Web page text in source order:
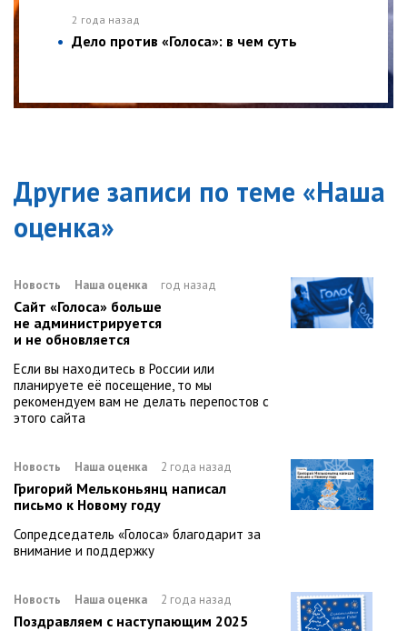
2 года назад
Дело против «Голоса»: в чем суть
Другие записи по теме «Наша
оценка»
Новость Наша оценка год назад
Сайт «Голоса» больше
не администрируется
и не обновляется
Если вы находитесь в России или
планируете её посещение, то мы
рекомендуем вам не делать перепостов с
этого сайта
Новость Наша оценка 2 года назад
Григорий Мельконьянц написал
письмо к Новому году
Сопредседатель «Голоса» благодарит за
внимание и поддержку
Новость Наша оценка 2 года назад
Поздравляем с наступающим 2025